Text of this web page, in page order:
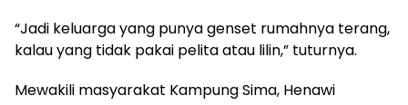
“Jadi keluarga yang punya genset rumahnya terang,
kalau yang tidak pakai pelita atau lilin,” tuturnya.
Mewakili masyarakat Kampung Sima, Henawi